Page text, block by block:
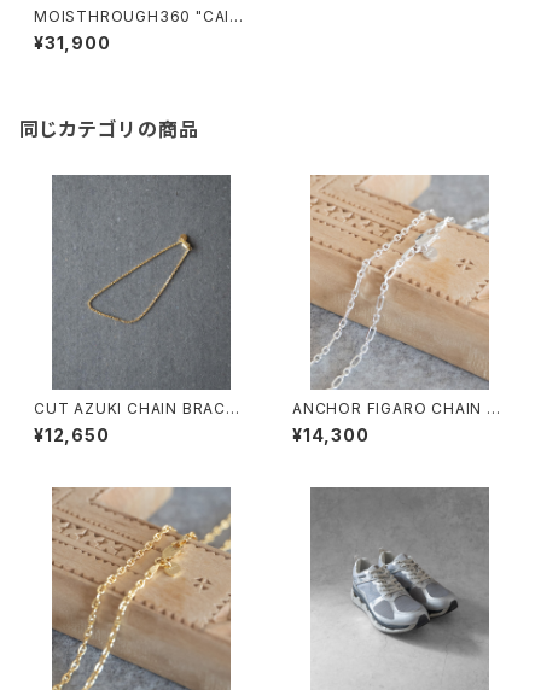
MOISTHROUGH360 "CAICI
AS"/M1120M#3/モイスルー3
60"カイキアス"
¥31,900
同じカテゴリの商品
CUT AZUKI CHAIN BRACEL
ET/4100/カットアズキ細チェー
ンブレスレット
¥12,650
ANCHOR FIGARO CHAIN N
K/4105/アンカーフィガロチェ
ーンネックレス
¥14,300